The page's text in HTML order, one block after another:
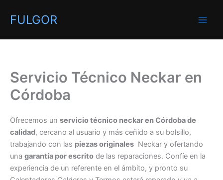
FULGOR
Servicio Técnico Neckar en
Córdoba
Ofrecemos un servicio técnico neckar en Córdoba de
calidad, cercano al usuario y más ceñido a su bolsillo,
trabajando con las piezas originales Neckar y ofertando
una garantía por escrito de las reparaciones. Confíe en la
experiencia de un referente en el ámbito, y pronto su